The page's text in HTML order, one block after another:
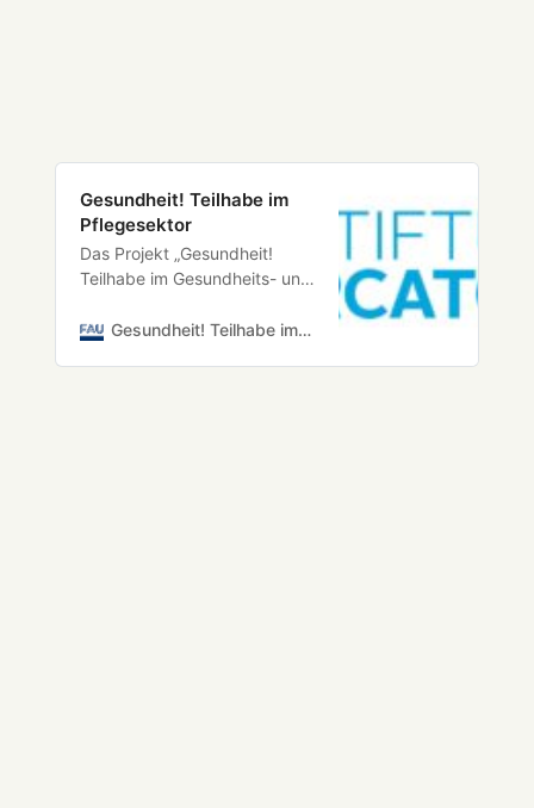
Gesundheit! Teilhabe im
Pflegesektor
Das Projekt „Gesundheit!
Teilhabe im Gesundheits- und
Stiftung Mercator gefördertGesundheit! Teilhabe im Pflegesektor